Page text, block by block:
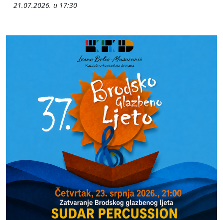
21.07.2026. u 17:30